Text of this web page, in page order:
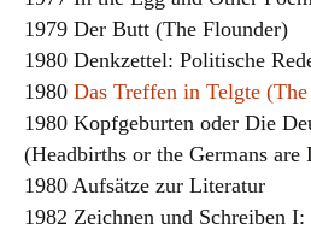
1979 Der Butt (The Flounder)
1980 Denkzettel: Politische
1980 Das Treffen in Telgte
1980 Kopfgeburten oder Die
(Headbirths or the Germans
1980 Aufsätze zur Literatur
1982 Zeichnen und Schreiben